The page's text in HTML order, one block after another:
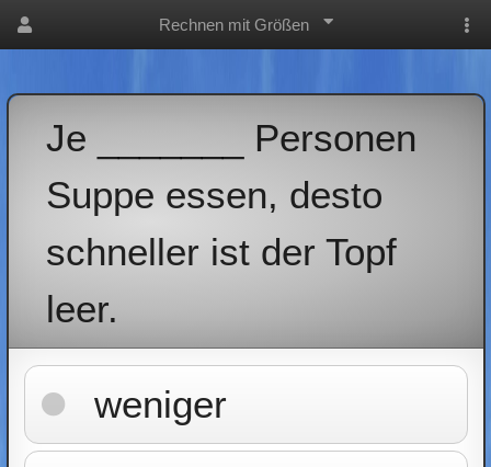
Rechnen mit Größen
Je _______ Personen
Suppe essen, desto
schneller ist der Topf
leer.
weniger